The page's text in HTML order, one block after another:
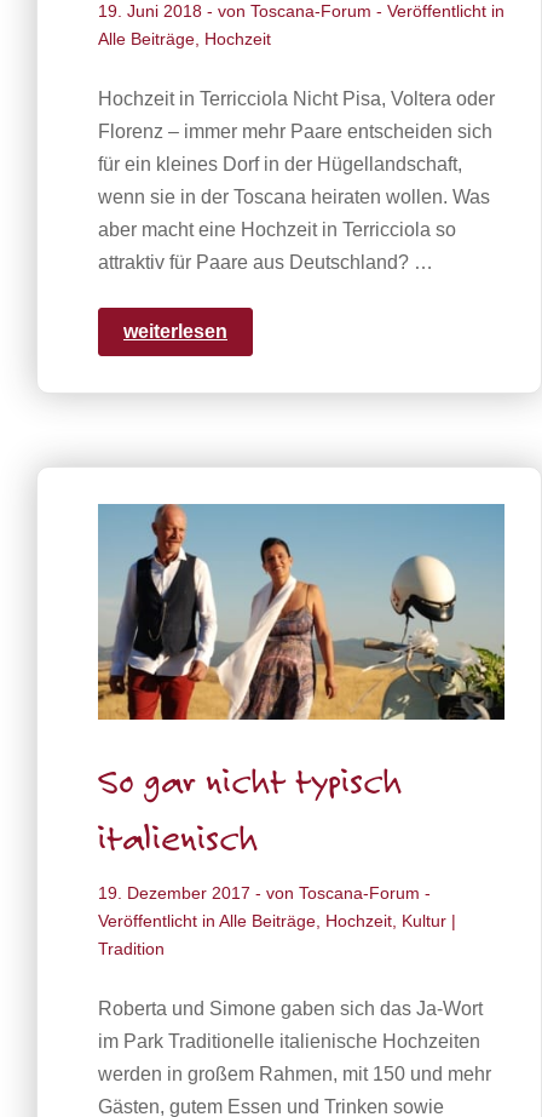
19. Juni 2018 - von Toscana-Forum - Veröffentlicht in
Alle Beiträge
Hochzeit
Hochzeit in Terricciola Nicht Pisa, Voltera oder
Florenz – immer mehr Paare entscheiden sich
für ein kleines Dorf in der Hügellandschaft,
wenn sie in der Toscana heiraten wollen. Was
aber macht eine Hochzeit in Terricciola so
attraktiv für Paare aus Deutschland? …
weiterlesen
So gar nicht typisch
italienisch
19. Dezember 2017 - von Toscana-Forum -
Veröffentlicht in Alle Beiträge Hochzeit
Kultur |
Tradition
Roberta und Simone gaben sich das Ja-Wort
im Park Traditionelle italienische Hochzeiten
werden in großem Rahmen, mit 150 und mehr
Gästen, gutem Essen und Trinken sowie